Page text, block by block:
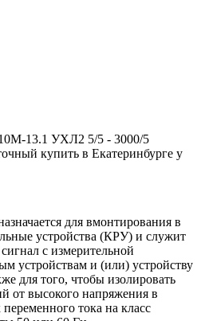
13.1 УХЛ2 5/5 - 3000/5
купить в Екатеринбурге у
для вмонтирования в
устройства (КРУ) и служит
с измерительной
устройствам и (или) устройству
для того, чтобы изолировать
от высокого напряжения в
тока на класс